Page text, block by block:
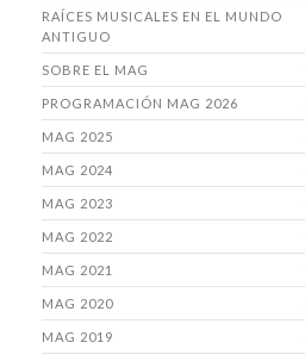
RAÍCES MUSICALES EN EL MUNDO
ANTIGUO
SOBRE EL MAG
PROGRAMACIÓN MAG 2026
MAG 2025
MAG 2024
MAG 2023
MAG 2022
MAG 2021
MAG 2020
MAG 2019